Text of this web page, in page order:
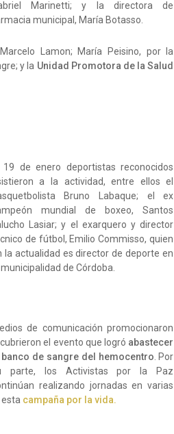
Marinetti; y la directora de
municipal, María Botasso.
Lamon; María Peisino, por la
y la Unidad Promotora de la Salud
19 de enero deportistas reconocidos
a la actividad, entre ellos el
Bruno Labaque; el ex
mundial de boxeo, Santos
Lasiar; y el exarquero y director
de fútbol, Emilio Commisso, quien
la actualidad es director de deporte en
municipalidad de Córdoba.
de comunicación promocionaron
el evento que logró abastecer
banco de sangre del hemocentro . Por
parte, los Activistas por la Paz
realizando jornadas en varias
campaña por la vida.